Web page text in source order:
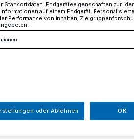
erfasst
Uhr wurde eine 86-jährige
Pkw erfasst und schwer
Standortdaten. Endgeräteeigenschaften zur
auf einem Endgerät.
Performance von Inhalten,
oder Ablehnen OK